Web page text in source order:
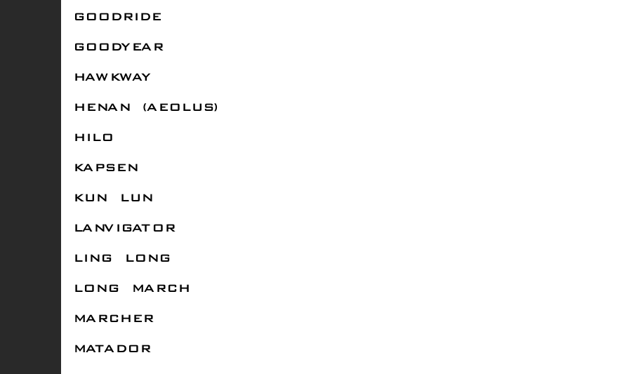
GOODRIDE
GOODYEAR
HAWKWAY
HENAN (AEOLUS)
HILO
KAPSEN
KUN LUN
LANVIGATOR
LING LONG
LONG MARCH
MARCHER
MATADOR